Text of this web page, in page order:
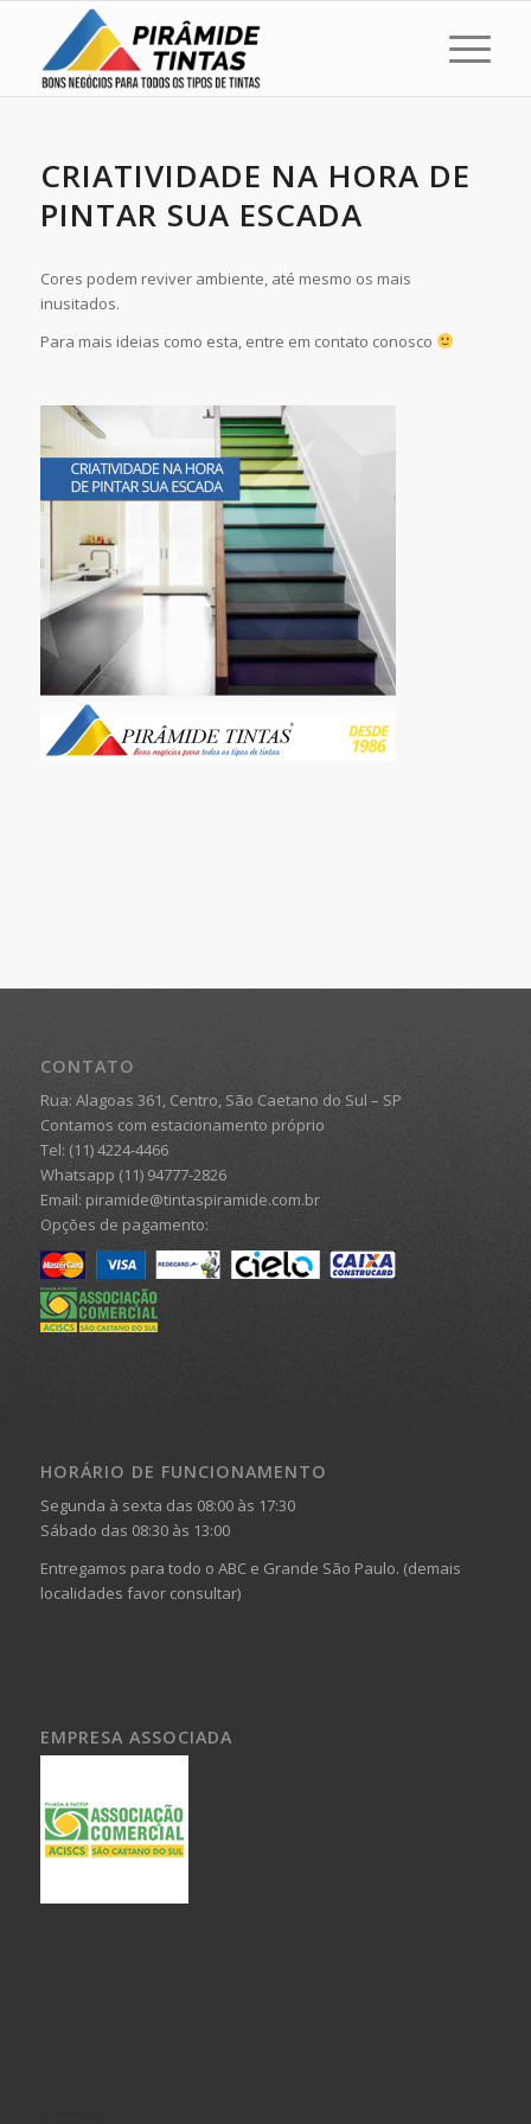
CRIATIVIDADE NA HORA DE
PINTAR SUA ESCADA
Cores podem reviver ambiente, até mesmo os mais
inusitados.
Para mais ideias como esta, entre em contato conosco
CONTATO
Rua: Alagoas 361, Centro, São Caetano do Sul – SP
Contamos com estacionamento próprio
Tel: (11) 4224-4466
Whatsapp (11) 94777-2826
Email: piramide@tintaspiramide.com.br
Opções de pagamento:
HORÁRIO DE FUNCIONAMENTO
Segunda à sexta das 08:00 às 17:30
Sábado das 08:30 às 13:00
Entregamos para todo o ABC e Grande São Paulo. (demais
localidades favor consultar)
EMPRESA ASSOCIADA